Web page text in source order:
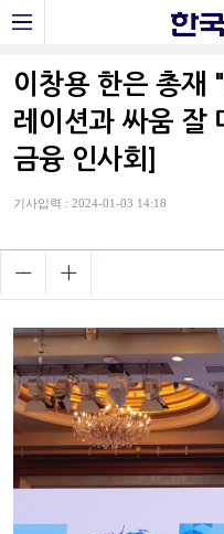
이창용 한은 총재
레이션과 싸움 잘
금융 인사회]
기사입력 : 2024-01-03 14:18